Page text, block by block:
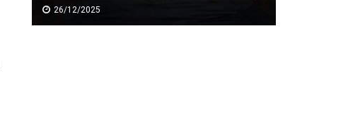
26/12/2025